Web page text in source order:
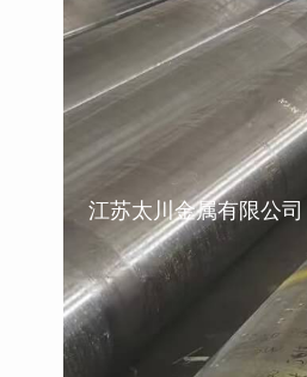
江苏太川金属有限公